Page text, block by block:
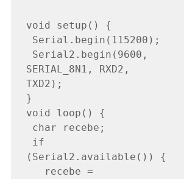
void setup() {
SERIAL_8N1, RXD2,
TXD2);
}
void loop() {
(Serial2.available()) {